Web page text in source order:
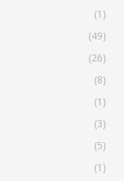
(1)
(49)
(26)
(8)
(1)
(3)
(5)
(1)